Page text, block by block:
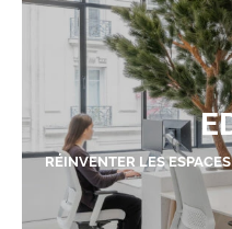
RÉINVENTER LES